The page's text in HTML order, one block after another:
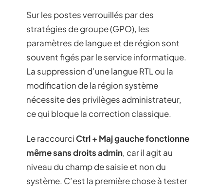
Sur les postes verrouillés par des
stratégies de groupe (GPO), les
paramètres de langue et de région sont
souvent figés par le service informatique.
La suppression d’une langue RTL ou la
modification de la région système
nécessite des privilèges administrateur,
ce qui bloque la correction classique.
Le raccourciCtrl + Maj gauche fonctionne
même sans droits admin, car il agit au
niveau du champ de saisie et non du
système. C’est la première chose à tester